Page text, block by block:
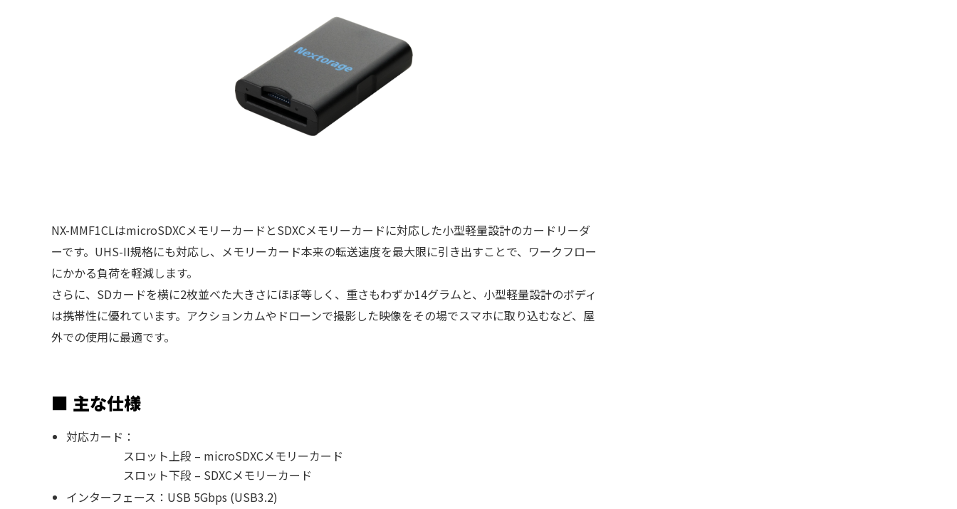
NX-MMF1CLはmicroSDXCメモリーカードとSDXCメモリーカードに対応した小型軽量設計のカードリーダ
ーです。UHS-II規格にも対応し、メモリーカード本来の転送速度を最大限に引き出すことで、ワークフロー
にかかる負荷を軽減します。
さらに、SDカードを横に2枚並べた大きさにほぼ等しく、重さもわずか14グラムと、小型軽量設計のボディ
は携帯性に優れています。アクションカムやドローンで撮影した映像をその場でスマホに取り込むなど、屋
外での使用に最適です。
■ 主な仕様
対応カード：
スロット上段 – microSDXCメモリーカード
スロット下段 – SDXCメモリーカード
インターフェース：USB 5Gbps (USB3.2)